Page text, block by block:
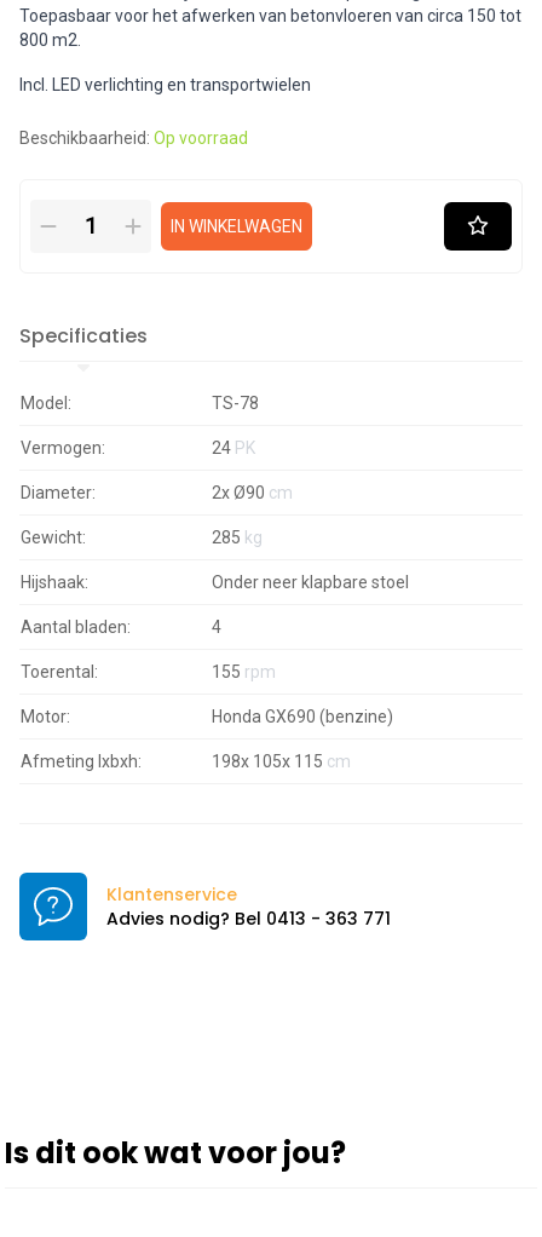
Toepasbaar voor het afwerken van betonvloeren van circa 150 tot
800 m2.
Incl. LED verlichting en transportwielen
Beschikbaarheid: Op voorraad
IN WINKELWAGEN
Specificaties
Model: TS-78
Vermogen: 24 PK
Diameter: 2x Ø90 cm
Gewicht: 285 kg
Hijshaak: Onder neer klapbare stoel
Aantal bladen: 4
Toerental: 155 rpm
Motor: Honda GX690 (benzine)
Afmeting lxbxh: 198x 105x 115 cm
Klantenservice
Advies nodig? Bel 0413 - 363 771
Is dit ook wat voor jou?